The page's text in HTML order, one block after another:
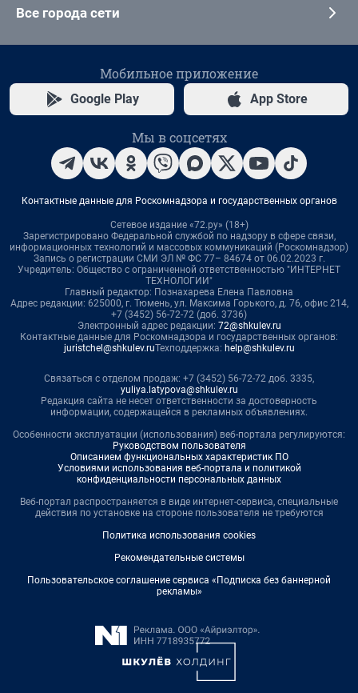
Все города сети
Мобильное приложение
Google Play App Store
Мы в соцсетях
Контактные данные для Роскомнадзора и государственных органов
Сетевое издание «72.ру» (18+)
Зарегистрировано Федеральной службой по надзору в сфере связи,
информационных технологий и массовых коммуникаций (Роскомнадзор)
Запись о регистрации СМИ ЭЛ № ФС 77– 84674 от 06.02.2023 г.
Учредитель: Общество с ограниченной ответственностью "ИНТЕРНЕТ
ТЕХНОЛОГИИ"
Главный редактор: Познахарева Елена Павловна
Адрес редакции: 625000, г. Тюмень, ул. Максима Горького, д. 76, офис 214,
+7 (3452) 56-72-72 (доб. 3736)
Электронный адрес редакции: 72@shkulev.ru
Контактные данные для Роскомнадзора и государственных органов:
juristchel@shkulev.ruТехподдержка: help@shkulev.ru
Связаться с отделом продаж: +7 (3452) 56-72-72 доб. 3335,
yuliya.latypova@shkulev.ru
Редакция сайта не несет ответственности за достоверность
информации, содержащейся в рекламных объявлениях.
Особенности эксплуатации (использования) веб-портала регулируются:
Руководством пользователя
Описанием функциональных характеристик ПО
Условиями использования веб-портала и политикой
конфиденциальности персональных данных
Веб-портал распространяется в виде интернет-сервиса, специальные
действия по установке на стороне пользователя не требуются
Политика использования cookies
Рекомендательные системы
Пользовательское соглашение сервиса «Подписка без баннерной
рекламы»